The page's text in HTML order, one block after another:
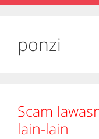
ponzi
Scam
lain-lain